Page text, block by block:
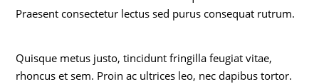
Praesent consectetur lectus sed purus consequat rutrum.
Quisque metus justo, tincidunt fringilla feugiat vitae,
rhoncus et sem. Proin ac ultrices leo, nec dapibus tortor.